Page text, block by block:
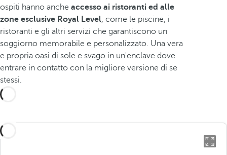
ospiti hanno anche accesso ai ristoranti ed alle
zone esclusive Royal Level, come le piscine, i
ristoranti e gli altri servizi che garantiscono un
soggiorno memorabile e personalizzato. Una vera
e propria oasi di sole e svago in un'enclave dove
entrare in contatto con la migliore versione di se
stessi.